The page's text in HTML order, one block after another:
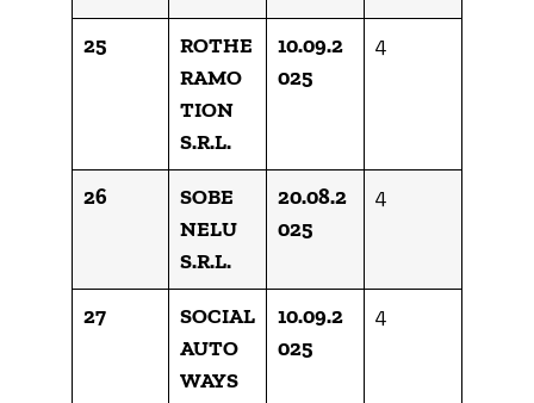
25
ROTHE
RAMO
TION
S.R.L.
10.09.2
025
4
26
SOBE
NELU
S.R.L.
20.08.2
025
4
27
SOCIAL
AUTO
WAYS
10.09.2
025
4